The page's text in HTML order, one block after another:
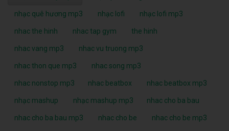
nhạc quê hương mp3 nhạc lofi nhạc lofi mp3
nhac the hinh nhac tap gym the hinh
nhac vang mp3 nhac vu truong mp3
nhac thon que mp3 nhac song mp3
nhac nonstop mp3 nhac beatbox nhac beatbox mp3
nhạc mashup nhạc mashup mp3 nhac cho ba bau
nhac cho ba bau mp3 nhac cho be nhac cho be mp3